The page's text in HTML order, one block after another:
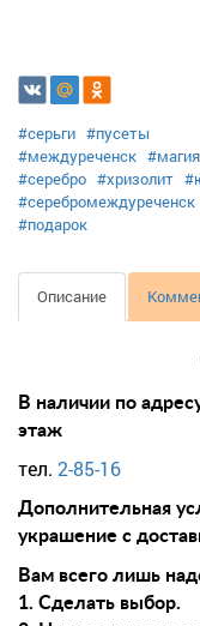
#серьги #пусеты
#междуреченск #магия
#серебро #хризолит
#серебромеждуреченск
#подарок
Описание
В наличии по
этаж
тел. 2-85-16
Дополнительная
украшение с
Вам всего лишь
1. Сделать выбор.